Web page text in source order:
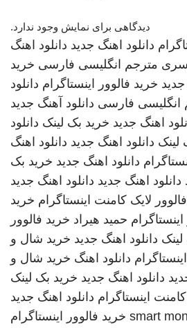
دیدگاهی برای نمایش وجود ندارد.
دانلود اهنگ جدید دانلود اهنگ
مترجم انگلیسی فارسی خرید
جدید خرید فالوور اینستاگرام دانلود
انگلیسی فارسی دانلود آهنگ جدید
اهنگ جدید خرید بک لینک دانلود
لینک دانلود اهنگ جدید دانلود اهنگ
دانلود اهنگ جدید خرید بک
دانلود اهنگ جدید دانلود اهنگ جدید
لایک کامنت اینستاگرام خرید
حمید هیراد خرید فالوور
دانلود اهنگ جدید خرید شال و
دانلود اهنگ خرید شال و
دانلود اهنگ جدید خرید بک لینک
اینستاگرام دانلود اهنگ جدید
smart خرید فالوور اینستاگرام